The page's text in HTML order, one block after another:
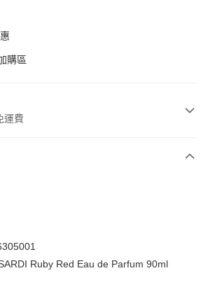
購區
運費
Ruby Red Eau de Parfum 90ml